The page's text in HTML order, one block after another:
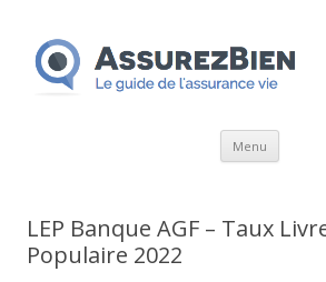
Menu Aller
LEP Banque AGF – Taux
Populaire 2022